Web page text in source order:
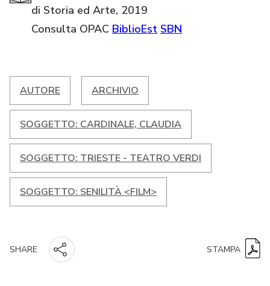
di Storia ed Arte, 2019
Consulta OPAC BiblioEst SBN
AUTORE ARCHIVIO
SOGGETTO: CARDINALE, CLAUDIA
SOGGETTO: TRIESTE - TEATRO VERDI
SOGGETTO: SENILITÀ <FILM>
SHARE STAMPA